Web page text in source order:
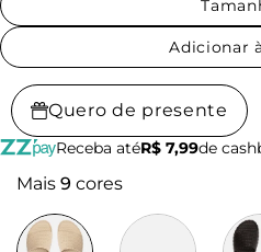
Adicionar
Quero de presente
Receba atéR$ 7,99de
Mais 9 cores